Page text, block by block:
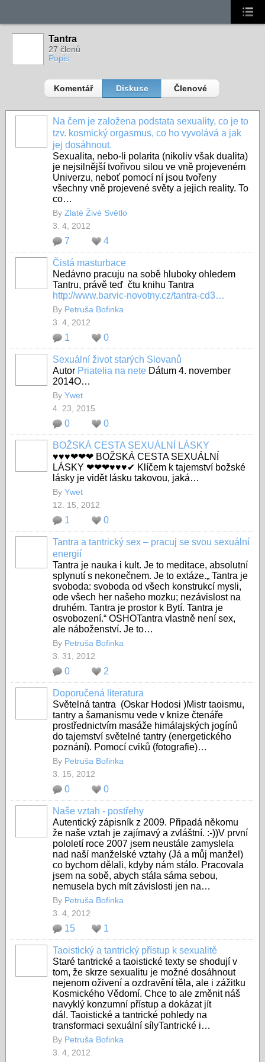
Tantra
27 členů
Popis
Komentář Diskuse Členové
Na čem je založena podstata sexuality, co je to
tzv. kosmický orgasmus, co ho vyvolává a jak
jej dosáhnout.
Sexualita, nebo-li polarita (nikoliv však dualita)
je nejsilnější tvořivou silou ve vně projeveném
Univerzu, neboť pomocí ní jsou tvořeny
všechny vně projevené světy a jejich reality. To
co…
By Zlaté Živé Světlo
3. 4, 2012
7 4
Čistá masturbace
Nedávno pracuju na sobě hluboky ohledem
Tantru, právě teď čtu knihu Tantra
http://www.barvic-novotny.cz/tantra-cd3…
By Petruša Bofinka
3. 4, 2012
1 0
Sexuální život starých Slovanů
Autor Priatelia na nete Dátum 4. november
2014O…
By Ywet
4. 23, 2015
0 0
BOŽSKÁ CESTA SEXUÁLNÍ LÁSKY
♥♥♥❤❤❤ BOŽSKÁ CESTA SEXUÁLNÍ
LÁSKY ❤❤❤♥♥♥✔ Klíčem k tajemství božské
lásky je vidět lásku takovou, jaká…
By Ywet
12. 15, 2012
1 0
Tantra a tantrický sex – pracuj se svou sexuální
energií
Tantra je nauka i kult. Je to meditace, absolutní
splynutí s nekonečnem. Je to extáze.„ Tantra je
svoboda: svoboda od všech konstrukcí mysli,
ode všech her našeho mozku; nezávislost na
druhém. Tantra je prostor k Bytí. Tantra je
osvobození.“ OSHOTantra vlastně není sex,
ale náboženství. Je to…
By Petruša Bofinka
3. 31, 2012
0 2
Doporučená literatura
Světelná tantra (Oskar Hodosi )Mistr taoismu,
tantry a šamanismu vede v knize čtenáře
prostřednictvím masáže himálajských jogínů
do tajemství světelné tantry (energetického
poznání). Pomocí cviků (fotografie)…
By Petruša Bofinka
3. 15, 2012
0 0
Naše vztah - postřehy
Autentický zápisník z 2009. Připadá někomu
že naše vztah je zajímavý a zvláštní. :-))V první
pololetí roce 2007 jsem neustále zamyslela
nad naší manželské vztahy (Já a můj manžel)
co bychom dělali, kdyby nám stálo. Pracovala
jsem na sobě, abych stála sáma sebou,
nemusela bych mít závislosti jen na…
By Petruša Bofinka
3. 4, 2012
15 1
Taoistický a tantrický přístup k sexualitě
Staré tantrické a taoistické texty se shodují v
tom, že skrze sexualitu je možné dosáhnout
nejenom oživení a ozdravění těla, ale i zážitku
Kosmického Vědomí. Chce to ale změnit náš
navyklý konzumní přístup a dokázat jít
dál. Taoistické a tantrické pohledy na
transformaci sexuální sílyTantrické i…
By Petruša Bofinka
3. 4, 2012